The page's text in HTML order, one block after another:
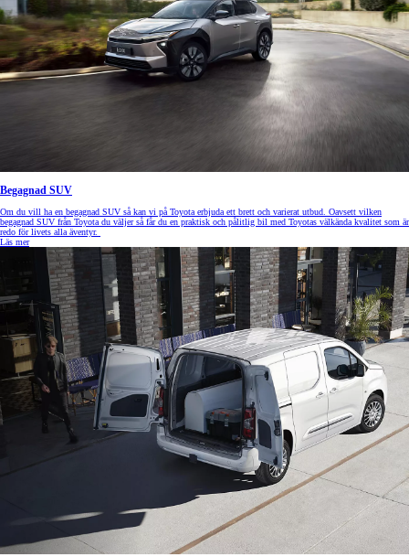
Begagnad SUV
Om du vill ha en begagnad SUV så kan vi på Toyota erbjuda ett brett och varierat utbud. Oavsett vilken
begagnad SUV från Toyota du väljer så får du en praktisk och pålitlig bil med Toyotas välkända kvalitet som är
redo för livets alla äventyr.
Läs mer